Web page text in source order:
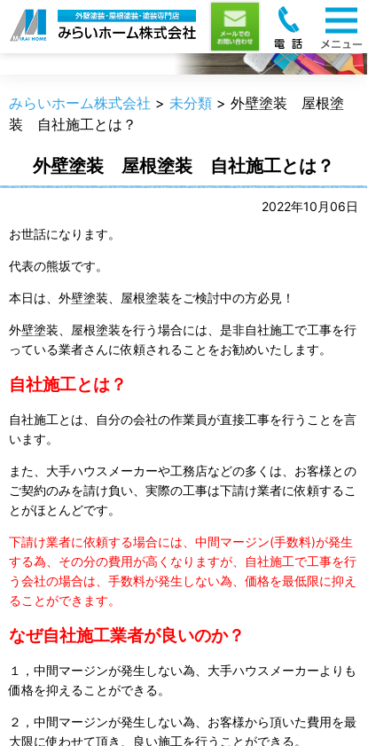
職人のうんちく
みらいホーム株式会社 > 未分類 > 外壁塗装 屋根塗
装 自社施工とは？
外壁塗装 屋根塗装 自社施工とは？
2022年10月06日
お世話になります。
代表の熊坂です。
本日は、外壁塗装、屋根塗装をご検討中の方必見！
外壁塗装、屋根塗装を行う場合には、是非自社施工で工事を行
っている業者さんに依頼されることをお勧めいたします。
自社施工とは？
自社施工とは、自分の会社の作業員が直接工事を行うことを言
います。
また、大手ハウスメーカーや工務店などの多くは、お客様との
ご契約のみを請け負い、実際の工事は下請け業者に依頼するこ
とがほとんどです。
下請け業者に依頼する場合には、中間マージン(手数料)が発生
する為、その分の費用が高くなりますが、自社施工で工事を行
う会社の場合は、手数料が発生しない為、価格を最低限に抑え
ることができます。
なぜ自社施工業者が良いのか？
１，中間マージンが発生しない為、大手ハウスメーカーよりも
価格を抑えることができる。
２，中間マージンが発生しない為、お客様から頂いた費用を最
大限に使わせて頂き、良い施工を行うことができる。